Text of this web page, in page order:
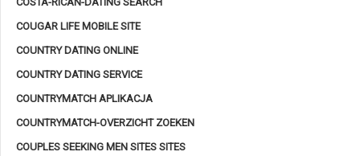
COUGAR LIFE MOBILE SITE
COUNTRY DATING ONLINE
COUNTRY DATING SERVICE
COUNTRYMATCH APLIKACJA
COUNTRYMATCH-OVERZICHT ZOEKEN
COUPLES SEEKING MEN SITES SITES